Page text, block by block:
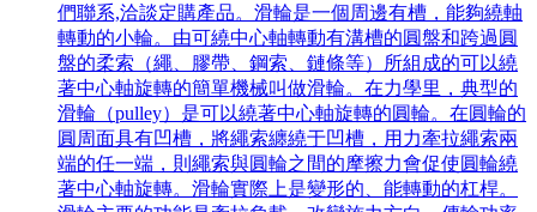
們聯系,洽談定購產品。滑輪是一個周邊有槽，能夠繞軸
轉動的小輪。由可繞中心軸轉動有溝槽的圓盤和跨過圓
盤的柔索（繩、膠帶、鋼索、鏈條等）所組成的可以繞
著中心軸旋轉的簡單機械叫做滑輪。在力學里，典型的
滑輪（pulley）是可以繞著中心軸旋轉的圓輪。在圓輪的
圓周面具有凹槽，將繩索纏繞于凹槽，用力牽拉繩索兩
端的任一端，則繩索與圓輪之間的摩擦力會促使圓輪繞
著中心軸旋轉。滑輪實際上是變形的、能轉動的杠桿。